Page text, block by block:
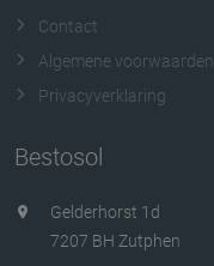
Contact
Algemene voorwaarden
Privacyverklaring
Bestosol
Gelderhorst 1d
7207 BH Zutphen